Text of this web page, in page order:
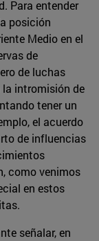
Para entender
posición
Medio en el
de
de luchas
la intromisión de
tener un
el acuerdo
de influencias
como venimos
en estos
señalar, en